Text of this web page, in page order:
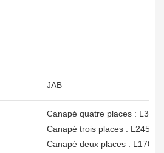
JAB
Canapé quatre places :
Canapé trois places :
Canapé deux places :